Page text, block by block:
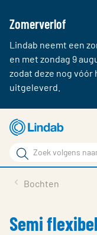
Zomerverlof
Lindab neemt een
en met zondag 9
zodat deze nog
uitgeleverd.
naar
hoofdinhoud
Zoek
Zoek
Contact
Bochten
Semi